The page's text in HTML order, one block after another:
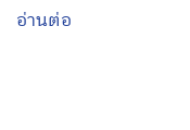
อ่านต่อ